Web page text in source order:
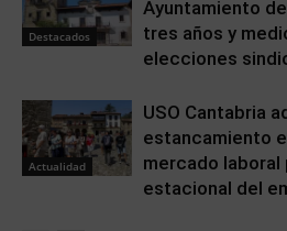
Destacados
Ayuntamiento
tres años y
elecciones
Actualidad
USO Cantabria
estancamiento
mercado laboral
estacional del